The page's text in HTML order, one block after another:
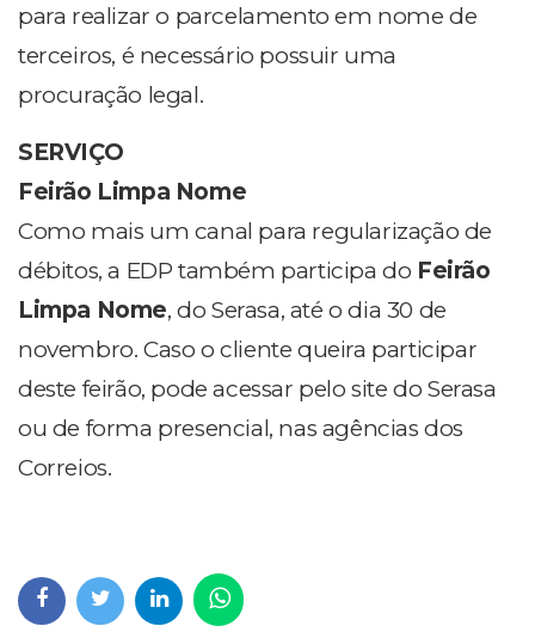
para realizar o parcelamento em nome de
terceiros, é necessário possuir uma
procuração legal.
SERVIÇO
Feirão Limpa Nome
Como mais um canal para regularização de
débitos, a EDP também participa do Feirão
Limpa Nome, do Serasa, até o dia 30 de
novembro. Caso o cliente queira participar
deste feirão, pode acessar pelo site do Serasa
ou de forma presencial, nas agências dos
Correios.